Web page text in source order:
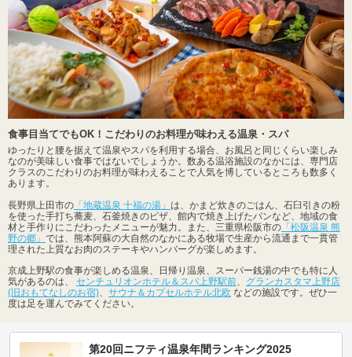
食事目当てでもOK！こだわりのお料理が味わえる温泉・スパ
ゆったりと腰を据えて温泉やスパを利用する場合、お風呂と同じくらい楽しみ
なのが美味しい食事ではないでしょうか。数ある温浴施設のなかには、専門店
クラスのこだわりのお料理が味わえることで人気を博しているところも数多く
あります。
長野県上田市の 「地蔵温泉 十福の湯」 は、かまど炊きのごはん、石臼引きの粉
を使った手打ち蕎麦、石釜焼きのピザ、館内で焼き上げたパンなど、地域の食
材と手作りにこだわったメニューが魅力。また、三重県松阪市の 「松阪温泉 熊
野の郷」 では、熊本阿蘇の大自然のなかにある牧場で生産から流通まで一貫管
理された上質なお肉のステーキやハンバーグが楽しめます。
京成上野駅の食事が楽しめる温泉、日帰り温泉、スーパー銭湯の中でも特に人
気があるのは、 センチュリオンホテル＆スパ上野駅前
グランカスタマ上野店
(旧おもてなしのお宿)
サウナ＆カプセルホテル北欧 などの施設です。ぜひ一
度は足を運んでみてください。
第20回ニフティ温泉年間ランキング2025